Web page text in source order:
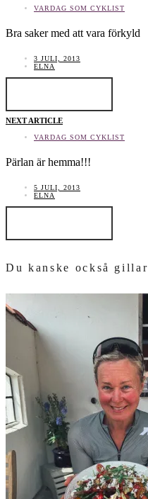
VARDAG SOM CYKLIST
Bra saker med att vara förkyld
3 JULI, 2013
ELNA
NEXT ARTICLE
VARDAG SOM CYKLIST
Pärlan är hemma!!!
5 JULI, 2013
ELNA
Du kanske också gillar